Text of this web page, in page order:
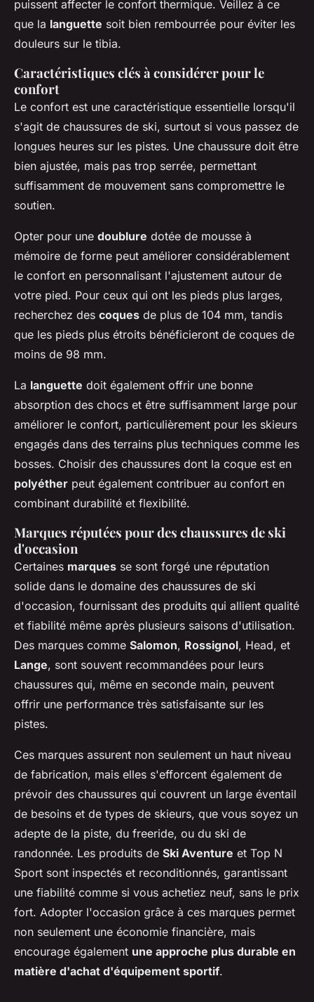
puissent affecter le confort thermique. Veillez à ce
que la languette soit bien rembourrée pour éviter les
douleurs sur le tibia.
Caractéristiques clés à considérer pour le
confort
Le confort est une caractéristique essentielle lorsqu'il
s'agit de chaussures de ski, surtout si vous passez de
longues heures sur les pistes. Une chaussure doit être
bien ajustée, mais pas trop serrée, permettant
suffisamment de mouvement sans compromettre le
soutien.
Opter pour une doublure dotée de mousse à
mémoire de forme peut améliorer considérablement
le confort en personnalisant l'ajustement autour de
votre pied. Pour ceux qui ont les pieds plus larges,
recherchez des coques de plus de 104 mm, tandis
que les pieds plus étroits bénéficieront de coques de
moins de 98 mm.
La languette doit également offrir une bonne
absorption des chocs et être suffisamment large pour
améliorer le confort, particulièrement pour les skieurs
engagés dans des terrains plus techniques comme les
bosses. Choisir des chaussures dont la coque est en
polyéther peut également contribuer au confort en
combinant durabilité et flexibilité.
Marques réputées pour des chaussures de ski
d'occasion
Certaines marques se sont forgé une réputation
solide dans le domaine des chaussures de ski
d'occasion, fournissant des produits qui allient qualité
et fiabilité même après plusieurs saisons d'utilisation.
Des marques comme Salomon, Rossignol, Head, et
Lange, sont souvent recommandées pour leurs
chaussures qui, même en seconde main, peuvent
offrir une performance très satisfaisante sur les
pistes.
Ces marques assurent non seulement un haut niveau
de fabrication, mais elles s'efforcent également de
prévoir des chaussures qui couvrent un large éventail
de besoins et de types de skieurs, que vous soyez un
adepte de la piste, du freeride, ou du ski de
randonnée. Les produits de Ski Aventure et Top N
Sport sont inspectés et reconditionnés, garantissant
une fiabilité comme si vous achetiez neuf, sans le prix
fort. Adopter l'occasion grâce à ces marques permet
non seulement une économie financière, mais
encourage également une approche plus durable en
matière d'achat d'équipement sportif.